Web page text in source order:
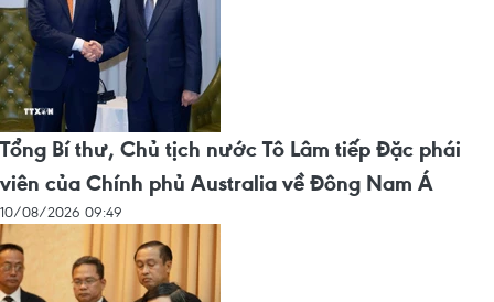
Tổng Bí thư, Chủ tịch nước Tô Lâm tiếp Đặc phái
viên của Chính phủ Australia về Đông Nam Á
10/08/2026 09:49